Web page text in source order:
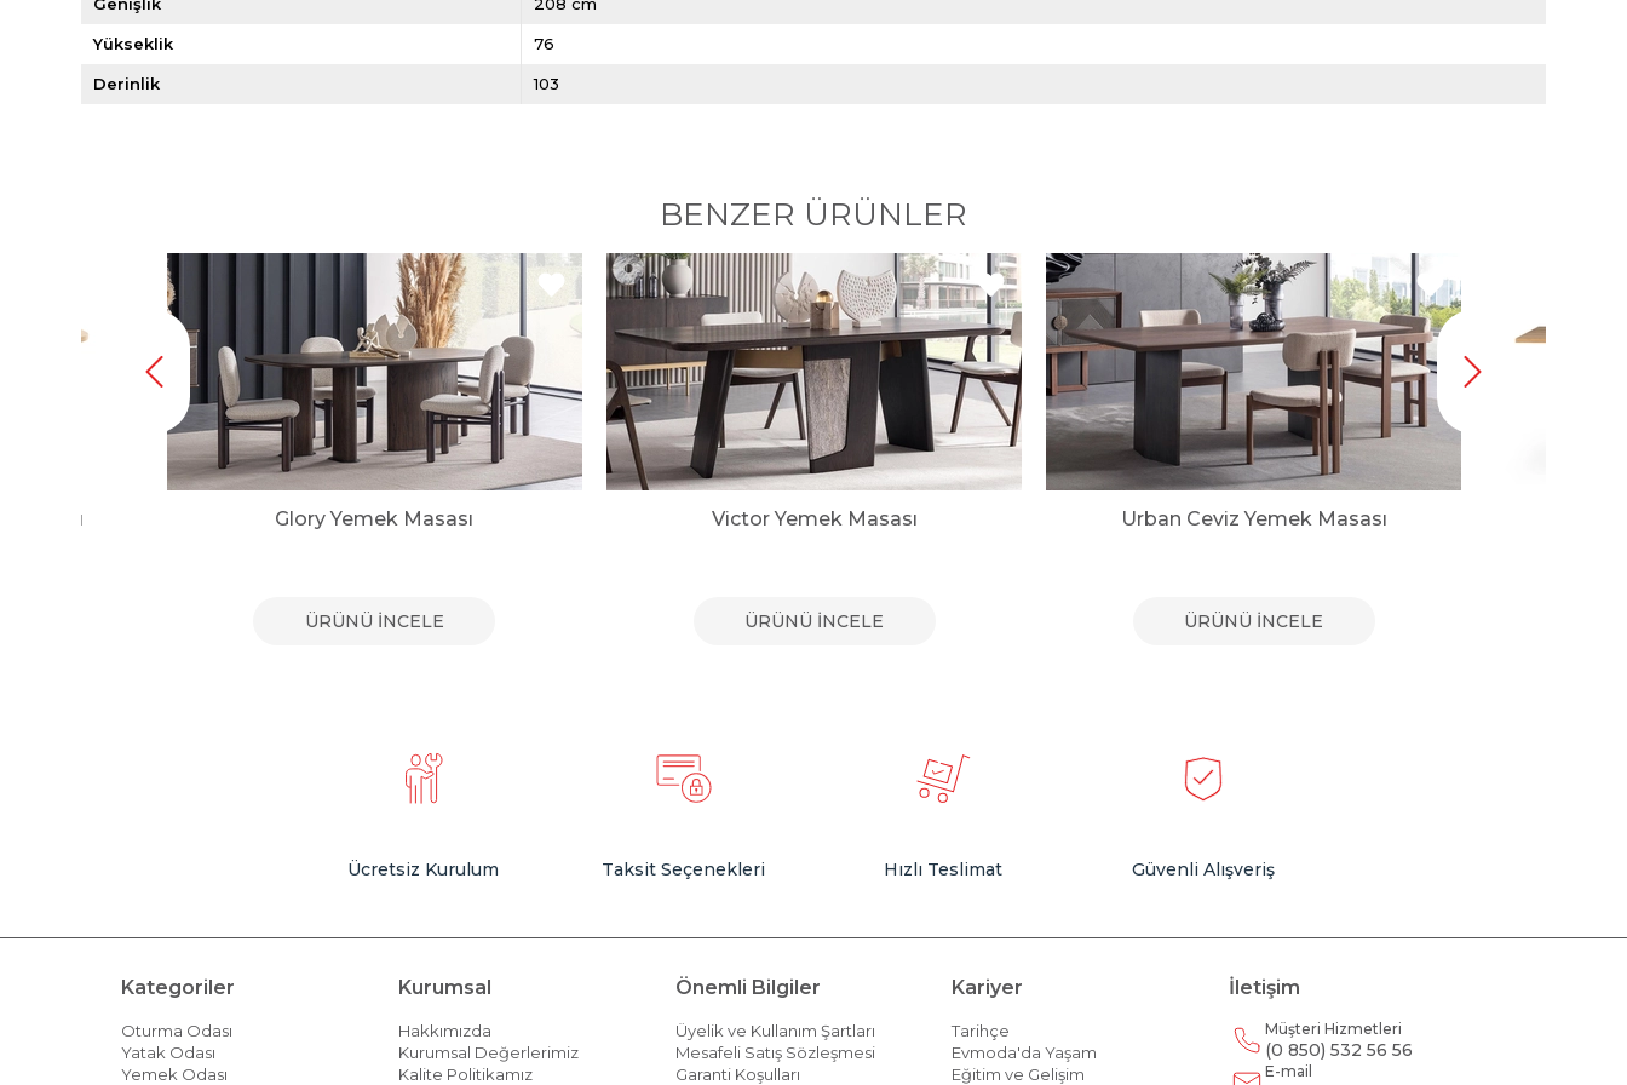
Yükseklik 76
Derinlik 103
BENZER ÜRÜNLER
Masası Glory Yemek Masası
ÜRÜNÜ İNCELE
Victor Yemek Masası
ÜRÜNÜ İNCELE
Urban Ceviz Yemek Masası
ÜRÜNÜ İNCELE
Ücretsiz Kurulum Taksit Seçenekleri Hızlı Teslimat Güvenli Alışveriş
Kategoriler
Oturma Odası
Yatak Odası
Yemek Odası
Kurumsal
Hakkımızda
Kurumsal Değerlerimiz
Kalite Politikamız
Önemli Bilgiler
Üyelik ve Kullanım Şartları
Mesafeli Satış Sözleşmesi
Garanti Koşulları
Kariyer
Tarihçe
Evmoda'da Yaşam
Eğitim ve Gelişim
İletişim
Müşteri Hizmetleri
(0 850) 532 56 56
E-mail